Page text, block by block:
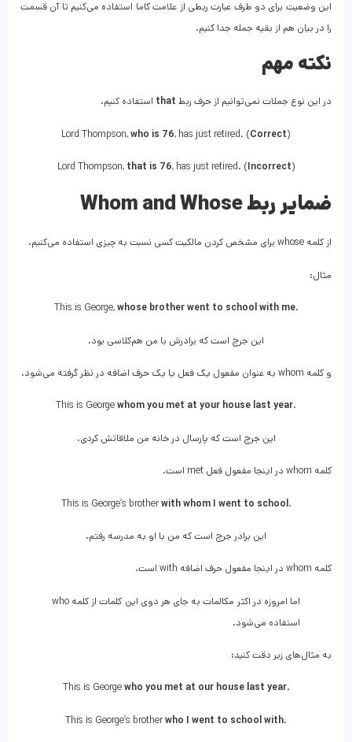
این وضعیت برای دو طرف عبارت ربطی از علامت کاما استفاده می‌کنیم تا آن قسمت
را در بیان هم از بقیه جمله جدا کنیم.
نکته مهم
در این نوع جملات نمی‌توانیم از حرف ربط that استفاده کنیم.
Lord Thompson,who is 76, has just retired. (Correct)
Lord Thompson, that is 76, has just retired. (Incorrect)
ضمایر ربط Whom and Whose
از کلمه whose برای مشخص کردن مالکیت کسی نسبت به چیزی استفاده می‌کنیم.
مثال:
This is George,whose brother went to school with me.
این جرج است که برادرش با من هم‌کلاسی بود.
و کلمه whom به عنوان مفعول یک فعل یا یک حرف اضافه در نظر گرفته می‌شود.
This is Georgewhom you met at your house last year.
این جرج است که پارسال در خانه من ملاقاتش کردی.
کلمه whom در اینجا مفعول فعل met است.
This is George’s brotherwith whom I went to school.
این برادر جرج است که من با او به مدرسه رفتم.
کلمه whom در اینجا مفعول حرف اضافه with است.
اما امروزه در اکثر مکالمات به جای هر دوی این کلمات از کلمه who
استفاده می‌شود.
به مثال‌های زیر دقت کنید:
This is Georgewho you met at our house last year.
This is George’s brotherwho I went to school with.